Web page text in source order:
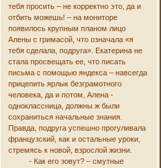
тебя просить – не корректно это, да и
отбить можешь! – на мониторе
появилось крупным планом лицо
Алены с гримасой, что означала «я
тебя сделала, подруга». Екатерина не
стала просвещать ее, что писать
письма с помощью яндекса – навсегда
прицепить ярлык безграмотного
человека, да и потом, Алена -
одноклассница, должны ж были
сохраниться начальные знания.
Правда, подруга успешно прогуливала
французский, как и остальные уроки,
стремясь к новой, взрослой жизни.
- Как его зовут? – смутные